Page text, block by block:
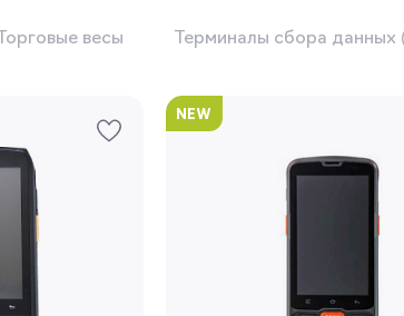
Торговые весы Терминалы сбора
NEW